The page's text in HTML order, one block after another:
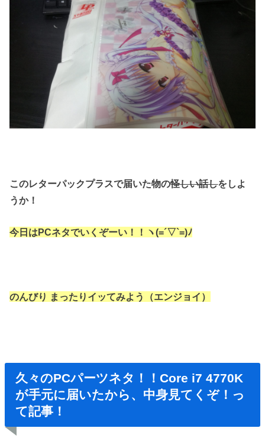
このレターパックプラスで届いた物の怪しい話しをしよ
うか！
今日はPCネタでいくぞーい！！ヽ(=´▽`=)ﾉ
のんびり まったりイッてみよう（エンジョイ）
久々のPCパーツネタ！！Core i7 4770K
が手元に届いたから、中身見てくぞ！っ
て記事！